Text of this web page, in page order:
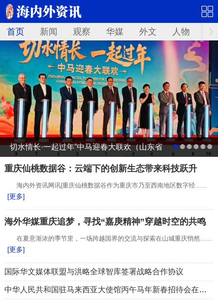
首页 新闻 观察 华媒 外文 人物 华
切水情长·一起过年”中马迎春大联欢（山东省
广电台春节联欢晚会马来西亚分会场）启动
仪式
重庆仙桃数据谷：云端下的创新生态带来科技跃升
海内外资讯网讯|重庆仙桃数据谷作为重庆市乃至西南地区数字经......
[更多]
海外华媒重庆追梦，寻找“嘉庚精神”穿越时空的共鸣
在夏意渐浓的季节里，一场跨越国界的交流与探索在山城重庆悄然......
[更多]
国际华文媒体联盟与洪略全球智库签署战略合作协议
中华人民共和国驻马来西亚大使馆丙午马年新春招待会在吉隆坡隆重举办，续炳义应邀出席